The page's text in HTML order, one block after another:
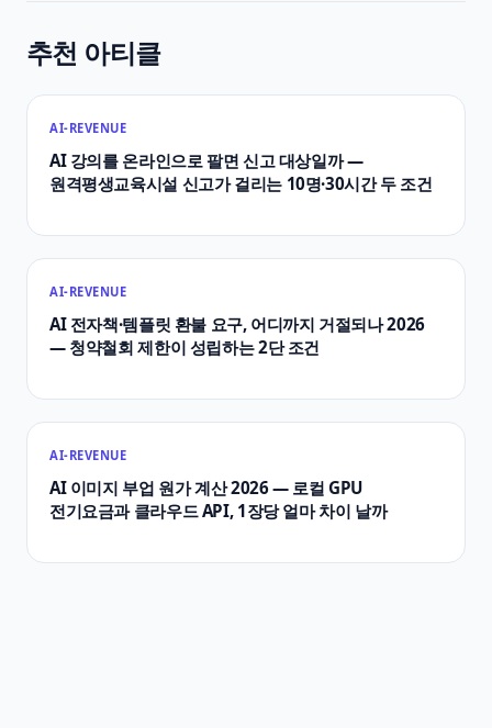
추천 아티클
AI-REVENUE
AI 강의를 온라인으로 팔면 신고 대상일까 —
원격평생교육시설 신고가 걸리는 10명·30시간 두 조건
AI-REVENUE
AI 전자책·템플릿 환불 요구, 어디까지 거절되나 2026
— 청약철회 제한이 성립하는 2단 조건
AI-REVENUE
AI 이미지 부업 원가 계산 2026 — 로컬 GPU
전기요금과 클라우드 API, 1장당 얼마 차이 날까